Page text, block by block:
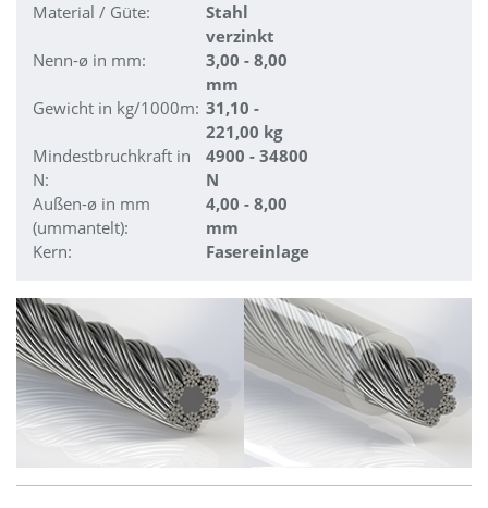
Material / Güte:
Stahl
verzinkt
Nenn-ø in mm:
3,00 - 8,00
mm
Gewicht in kg/1000m: 31,10 -
221,00 kg
Mindestbruchkraft in
N:
4900 - 34800
N
Außen-ø in mm
(ummantelt):
4,00 - 8,00
mm
Kern:
Fasereinlage